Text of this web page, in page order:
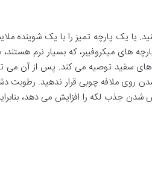
یا یک پارچه تمیز را با یک شوینده
های میکروفیبر، که بسیار نرم هستند،
سفید توصیه می کند. پس از آن می
روی ملافه چوبی قرار ندهید.
جذب لکه را افزایش می دهد،